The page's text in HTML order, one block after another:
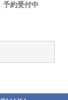
予約受付中